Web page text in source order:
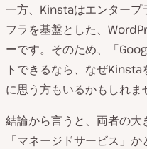
一方、Kinstaはエンタープ
フラを基盤とした、
ーです。そのため、「
トできるなら、なぜ
に思う方もいるかもしれま
結論から言うと、両者の
「マネージドサービス」